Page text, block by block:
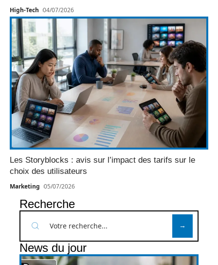
High-Tech 04/07/2026
Les Storyblocks : avis sur l’impact des tarifs sur le
choix des utilisateurs
Marketing 05/07/2026
Recherche
News du jour